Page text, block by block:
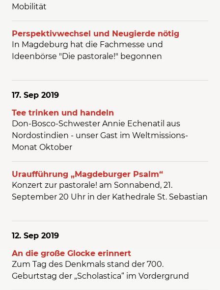
Mobilität
Perspektivwechsel und Neugierde nötig
In Magdeburg hat die Fachmesse und
Ideenbörse "Die pastorale!" begonnen
17. Sep 2019
Tee trinken und handeln
Don-Bosco-Schwester Annie Echenatil aus
Nordostindien - unser Gast im Weltmissions-
Monat Oktober
Uraufführung „Magdeburger Psalm“
Konzert zur pastorale! am Sonnabend, 21.
September 20 Uhr in der Kathedrale St. Sebastian
12. Sep 2019
An die große Glocke erinnert
Zum Tag des Denkmals stand der 700.
Geburtstag der „Scholastica“ im Vordergrund